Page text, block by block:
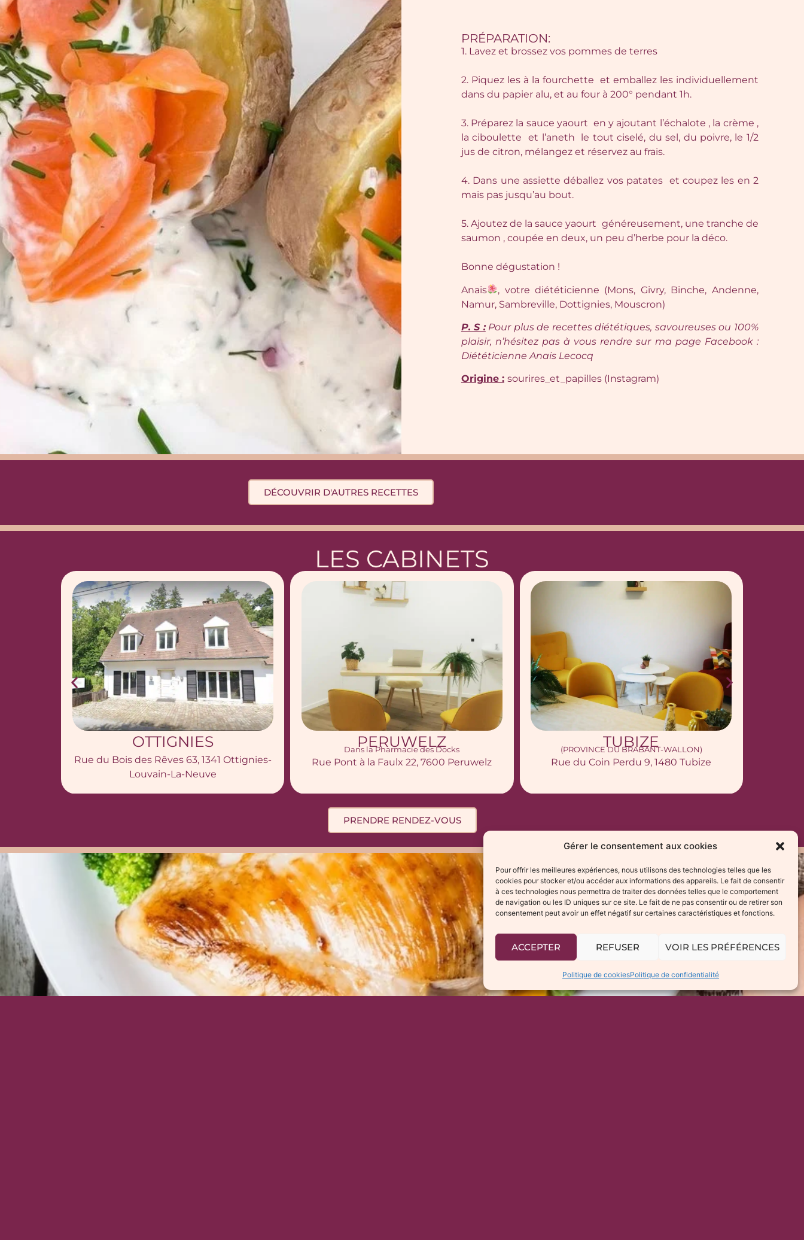
Gérer le consentement aux cookies
Pour offrir les meilleures expériences, nous utilisons des technologies telles que les
cookies pour stocker et/ou accéder aux informations des appareils. Le fait de consentir
à ces technologies nous permettra de traiter des données telles que le comportement
de navigation ou les ID uniques sur ce site. Le fait de ne pas consentir ou de retirer son
consentement peut avoir un effet négatif sur certaines caractéristiques et fonctions.
ACCEPTER REFUSER VOIR LES PRÉFÉRENCES
Politique de cookiesPolitique de confidentialité
PRÉPARATION:
1. Lavez et brossez vos pommes de terres
2. Piquez les à la fourchette et emballez les individuellement
dans du papier alu, et au four à 200° pendant 1h.
3. Préparez la sauce yaourt en y ajoutant l’échalote , la crème ,
la ciboulette et l’aneth le tout ciselé, du sel, du poivre, le 1/2
jus de citron, mélangez et réservez au frais.
4. Dans une assiette déballez vos patates et coupez les en 2
mais pas jusqu’au bout.
5. Ajoutez de la sauce yaourt généreusement, une tranche de
saumon , coupée en deux, un peu d’herbe pour la déco.
Bonne dégustation !
Anais
, votre diététicienne (Mons, Givry, Binche, Andenne,
Namur, Sambreville, Dottignies, Mouscron)
P. S :Pour plus de recettes diététiques, savoureuses ou 100%
plaisir, n’hésitez pas à vous rendre sur ma page Facebook :
Diététicienne Anais Lecocq
Origine : sourires_et_papilles (Instagram)
DÉCOUVRIR D'AUTRES RECETTES
LES CABINETS
PERUWELZ
Dans la Pharmacie des Docks
Rue Pont à la Faulx 22, 7600 Peruwelz
TUBIZE
(PROVINCE DU BRABANT-WALLON)
Rue du Coin Perdu 9, 1480 Tubize
HAM-SUR-SAMBRE
(A PROXIMITÉ DE CHARLEROI ET NAMUR)
Rue Emile Vandervelde 17, 5190 Ham-Sur-
PRENDRE RENDEZ-VOUS